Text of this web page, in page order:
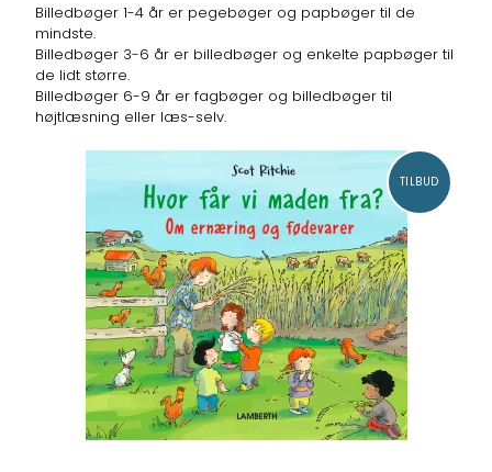
Billedbøger 1-4 år er pegebøger og papbøger til de
mindste.
Billedbøger 3-6 år er billedbøger og enkelte papbøger til
de lidt større.
Billedbøger 6-9 år er fagbøger og billedbøger til
højtlæsning eller læs-selv.
TILBUD